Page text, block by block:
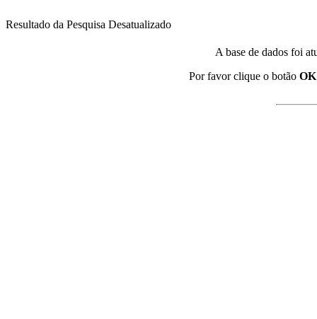
Resultado da Pesquisa Desatualizado
A base de dados foi
Por favor clique o botão OK